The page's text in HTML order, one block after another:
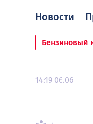
Новости
Бензиновый
14:19 06.06